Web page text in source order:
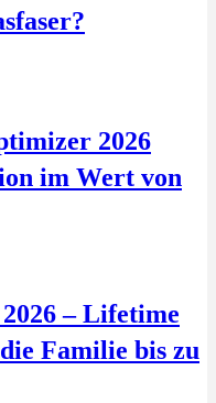
2026
im Wert von
– Lifetime
Familie bis zu